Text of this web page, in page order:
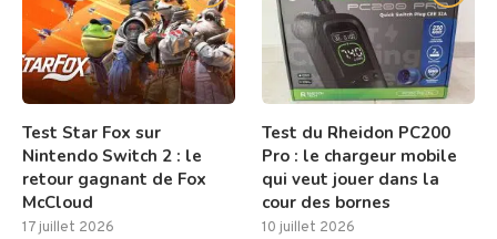
Test Star Fox sur
Nintendo Switch 2 : le
retour gagnant de Fox
McCloud
17 juillet 2026
Test du Rheidon PC200
Pro : le chargeur mobile
qui veut jouer dans la
cour des bornes
10 juillet 2026